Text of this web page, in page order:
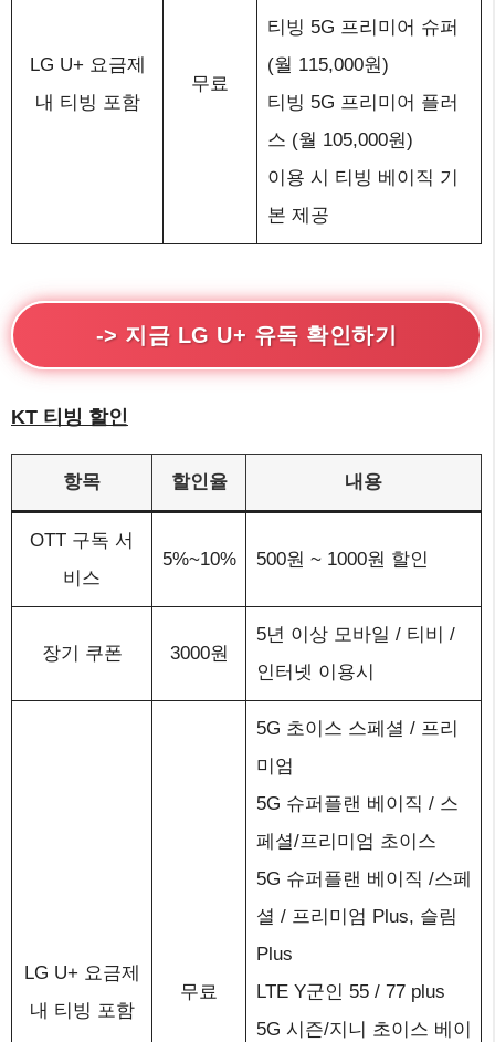
LG U+ 요금제
내 티빙 포함
무료
티빙 5G 프리미어 슈퍼
(월 115,000원)
티빙 5G 프리미어 플러
스 (월 105,000원)
이용 시 티빙 베이직 기
본 제공
-> 지금 LG U+ 유독 확인하기
KT 티빙 할인
항목 할인율 내용
OTT 구독 서
비스
5%~10% 500원 ~ 1000원 할인
장기 쿠폰 3000원
5년 이상 모바일 / 티비 /
인터넷 이용시
LG U+ 요금제
내 티빙 포함
무료
5G 초이스 스페셜 / 프리
미엄
5G 슈퍼플랜 베이직 / 스
페셜/프리미엄 초이스
5G 슈퍼플랜 베이직 /스페
셜 / 프리미엄 Plus, 슬림
Plus
LTE Y군인 55 / 77 plus
5G 시즌/지니 초이스 베이